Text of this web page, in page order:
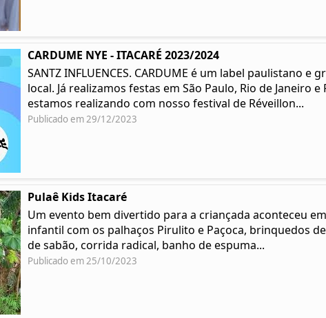
CARDUME NYE - ITACARÉ 2023/2024
SANTZ INFLUENCES. CARDUME é um label paulistano
local. Já realizamos festas em São Paulo, Rio de Janeiro
estamos realizando com nosso festival de Réveillon...
Publicado em 29/12/2023
Pulaê Kids Itacaré
Um evento bem divertido para a criançada aconteceu
infantil com os palhaços Pirulito e Paçoca, brinquedos
de sabão, corrida radical, banho de espuma...
Publicado em 25/10/2023